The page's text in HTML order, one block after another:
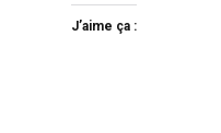
J’aime ça :